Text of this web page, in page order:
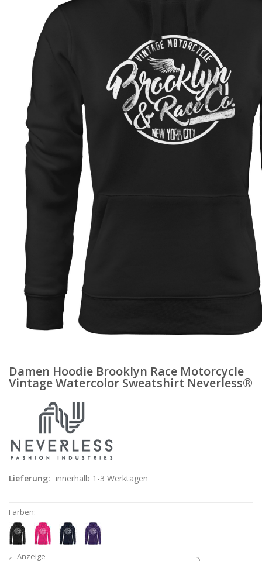
Damen Hoodie Brooklyn Race Motorcycle
Vintage Watercolor Sweatshirt Neverless®
Lieferung: innerhalb 1-3 Werktagen
Farben: